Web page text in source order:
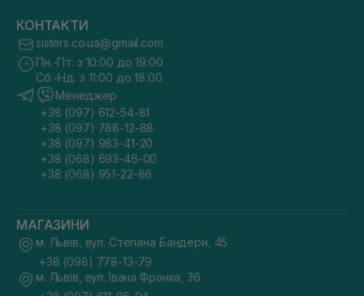
КОНТАКТИ
sisters.co.ua@gmail.com
Пн.-Пт. з 10:00 до 19:00
Сб.-Нд. з 11:00 до 18:00
Менеджер
+38 (097) 612-54-81
+38 (097) 788-12-88
+38 (097) 983-41-20
+38 (068) 693-46-00
+38 (068) 951-22-86
МАГАЗИНИ
м. Львів, вул. Степана Бандери, 45
+38 (098) 778-13-79
м. Львів, вул. Івана Франка, 36